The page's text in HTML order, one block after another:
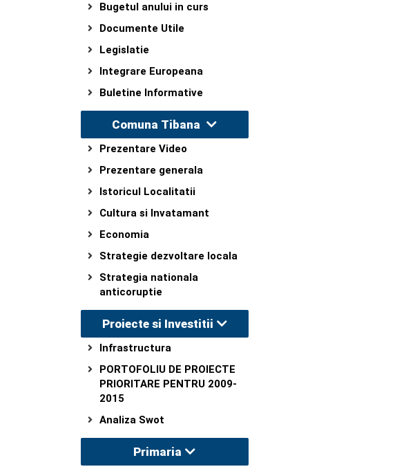
Bugetul anului in curs
Documente Utile
Legislatie
Integrare Europeana
Buletine Informative
Comuna Tibana
Prezentare Video
Prezentare generala
Istoricul Localitatii
Cultura si Invatamant
Economia
Strategie dezvoltare locala
Strategia nationala
anticoruptie
Proiecte si Investitii
Infrastructura
PORTOFOLIU DE PROIECTE
PRIORITARE PENTRU 2009-
2015
Analiza Swot
Primaria